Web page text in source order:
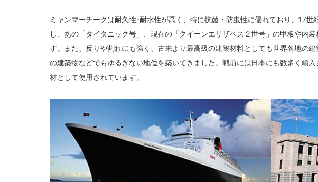
ミャンマーチークは耐久性･耐水性が高く、特に抗菌・防虫性に優れており、17
し、あの「タイタニック号」、現在の「クイーンエリザベス２世号」の甲板や内
す。また、反りや割れにも強く、古来より最高級の建築材料としても世界各地の
の建築物などでもゆるぎない地位を築いてきました。戦前には日本にも数多く輸
材として使用されています。